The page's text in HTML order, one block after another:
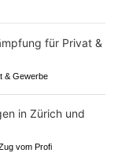
& Gewerbe
vom Profi